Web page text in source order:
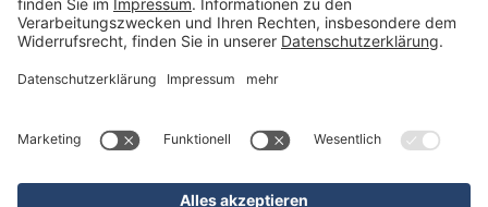
Ausgezeichnet